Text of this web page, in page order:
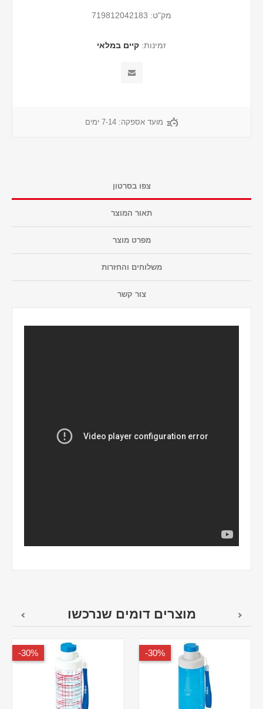
מק"ט: 719812042183
זמינות: קיים במלאי
מועד אספקה: 7-14 ימים
צפו בסרטון
תאור המוצר
מפרט מוצר
משלוחים והחזרות
צור קשר
מוצרים דומים שנרכשו
30%-
30%-